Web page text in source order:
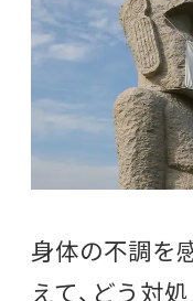
身体の不調を
えて、どう対